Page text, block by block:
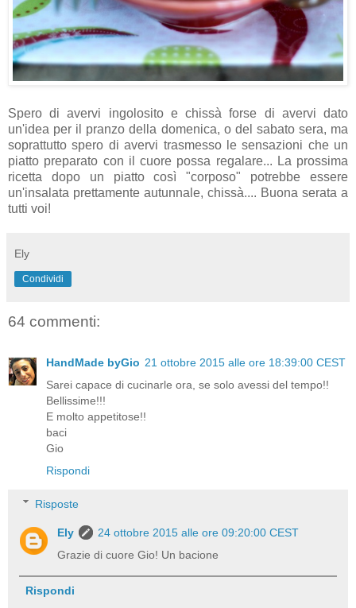
Spero di avervi ingolosito e chissà forse di avervi dato
un'idea per il pranzo della domenica, o del sabato sera, ma
soprattutto spero di avervi trasmesso le sensazioni che un
piatto preparato con il cuore possa regalare... La prossima
ricetta dopo un piatto così "corposo" potrebbe essere
un'insalata prettamente autunnale, chissà.... Buona serata a
tutti voi!
Ely
Condividi
64 commenti:
HandMade byGio 21 ottobre 2015 alle ore 18:39:00 CEST
Sarei capace di cucinarle ora, se solo avessi del tempo!!
Bellissime!!!
E molto appetitose!!
baci
Gio
Rispondi
Risposte
Ely
24 ottobre 2015 alle ore 09:20:00 CEST
Grazie di cuore Gio! Un bacione
Rispondi